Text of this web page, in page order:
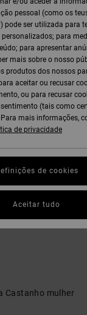
Castanho mulher
pessoal (como os
pode ser utilizada para
para
para apresentar
mais sobre o nosso
produtos dos nossos
aceitar ou recusar
ou para recusar
(tais como
mais informações,
de privacidade
de cookies
Aceitar tudo